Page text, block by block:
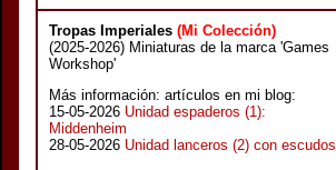
Tropas Imperiales (Mi Colección)
(2025-2026) Miniaturas de la marca 'Games
Workshop'
Más información: artículos en mi blog:
15-05-2026 Unidad espaderos (1):
Middenheim
28-05-2026 Unidad lanceros (2) con escudos